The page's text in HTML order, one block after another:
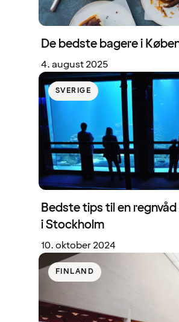
De bedste bagere i
4. august 2025
SVERIGE
Bedste tips til en
i Stockholm
10. oktober 2024
FINLAND